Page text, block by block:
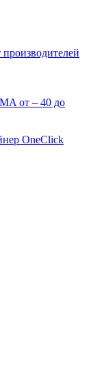
от – 40 до
OneClick